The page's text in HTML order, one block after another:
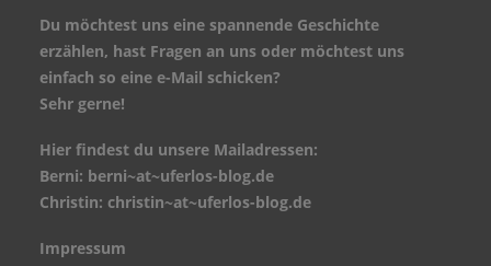
Du möchtest uns eine spannende Geschichte
erzählen, hast Fragen an uns oder möchtest uns
einfach so eine e-Mail schicken?
Sehr gerne!
Hier findest du unsere Mailadressen:
Berni: berni~at~uferlos-blog.de
Christin: christin~at~uferlos-blog.de
Impressum